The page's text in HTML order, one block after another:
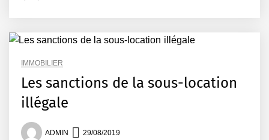
IMMOBILIER
Les sanctions de la sous-location
illégale
ADMIN 29/08/2019